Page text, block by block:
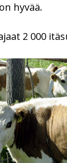
hyvää.
2 000